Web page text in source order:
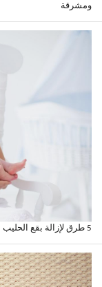
ومشرقة
5 طرق لإزالة بقع الحليب